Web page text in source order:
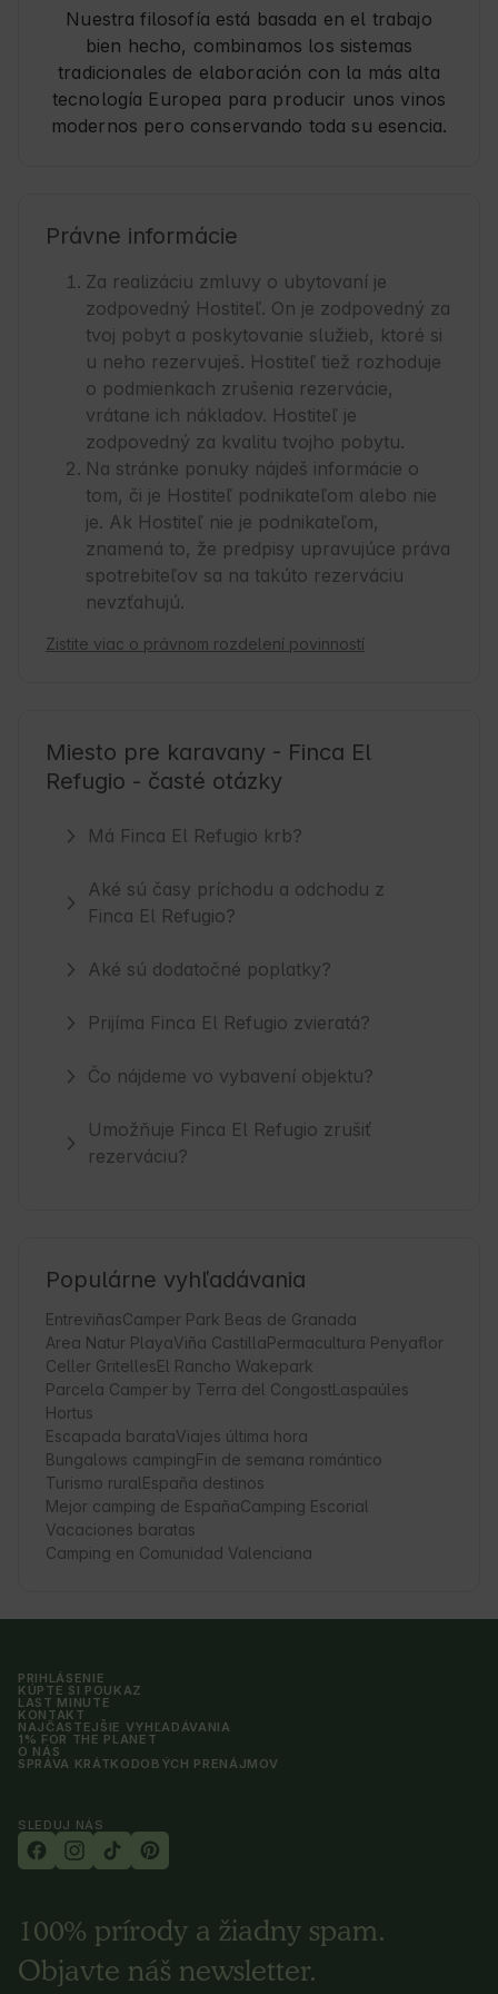
Nuestra filosofía está basada en el trabajo
bien hecho, combinamos los sistemas
tradicionales de elaboración con la más alta
tecnología Europea para producir unos vinos
modernos pero conservando toda su esencia.
Právne informácie
Za realizáciu zmluvy o ubytovaní je
zodpovedný Hostiteľ. On je zodpovedný za
tvoj pobyt a poskytovanie služieb, ktoré si
u neho rezervuješ. Hostiteľ tiež rozhoduje
o podmienkach zrušenia rezervácie,
vrátane ich nákladov. Hostiteľ je
zodpovedný za kvalitu tvojho pobytu.
Na stránke ponuky nájdeš informácie o
tom, či je Hostiteľ podnikateľom alebo nie
je. Ak Hostiteľ nie je podnikateľom,
znamená to, že predpisy upravujúce práva
spotrebiteľov sa na takúto rezerváciu
nevzťahujú.
Zistite viac o právnom rozdelení povinností
Miesto pre karavany - Finca El
Refugio - časté otázky
Má Finca El Refugio krb?
Aké sú časy príchodu a odchodu z
Finca El Refugio?
Aké sú dodatočné poplatky?
Prijíma Finca El Refugio zvieratá?
Čo nájdeme vo vybavení objektu?
Umožňuje Finca El Refugio zrušiť
rezerváciu?
Populárne vyhľadávania
EntreviñasCamper Park Beas de Granada
Area Natur PlayaViña CastillaPermacultura Penyaflor
Celler GritellesEl Rancho Wakepark
Parcela Camper by Terra del CongostLaspaúles
Hortus
Escapada barataViajes última hora
Bungalows campingFin de semana romántico
Turismo ruralEspaña destinos
Mejor camping de EspañaCamping Escorial
Vacaciones baratas
Camping en Comunidad Valenciana
PRIHLÁSENIE
KÚPTE SI POUKAZ
LAST MINUTE
KONTAKT
NAJČASTEJŠIE VYHĽADÁVANIA
1% FOR THE PLANET
O NÁS
SPRÁVA KRÁTKODOBÝCH PRENÁJMOV
SLEDUJ NÁS
100% prírody a žiadny spam.
Objavte náš newsletter.